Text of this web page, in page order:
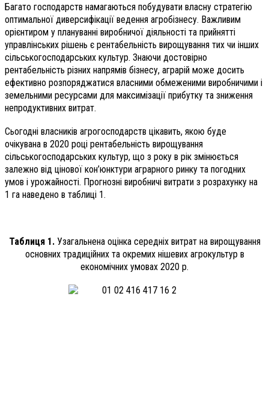
Багато господарств намагаються побудувати власну стратегію
оптимальної диверсифікації ведення агробізнесу. Важливим
орієнтиром у плануванні виробничої діяльності та прийнятті
управлінських рішень є рентабельність вирощування тих чи інших
сільськогосподарських культур. Знаючи достовірно
рентабельність різних напрямів бізнесу, аграрій може досить
ефективно розпоряджатися власними обмеженими виробничими і
земельними ресурсами для максимізації прибутку та зниження
непродуктивних витрат.
Сьогодні власників агрогосподарств цікавить, якою буде
очікувана в 2020 році рентабельність вирощування
сільськогосподарських культур, що з року в рік змінюється
залежно від цінової кон’юнктури аграрного ринку та погодних
умов і урожайності. Прогнозні виробничі витрати з розрахунку на
1 га наведено в таблиці 1.
Таблиця 1.Узагальнена оцінка середніх витрат на вирощування
основних традиційних та окремих нішевих агрокультур в
економічних умовах 2020 р.